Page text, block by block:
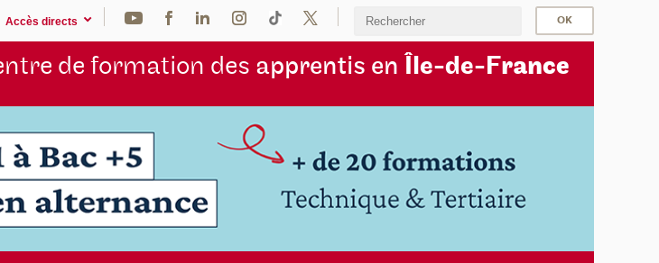
Accès directs
de formation des apprentis en Île-de-France